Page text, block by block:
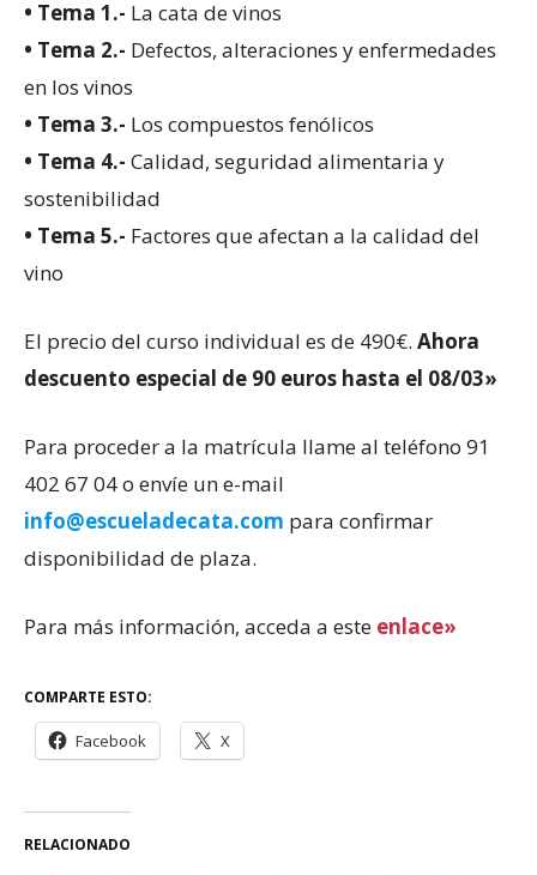
• Tema 1.- La cata de vinos
• Tema 2.- Defectos, alteraciones y enfermedades
en los vinos
• Tema 3.- Los compuestos fenólicos
• Tema 4.- Calidad, seguridad alimentaria y
sostenibilidad
• Tema 5.- Factores que afectan a la calidad del
vino
El precio del curso individual es de 490€. Ahora
descuento especial de 90 euros hasta el 08/03»
Para proceder a la matrícula llame al teléfono 91
402 67 04 o envíe un e-mail
info@escueladecata.com para confirmar
disponibilidad de plaza.
Para más información, acceda a este enlace»
COMPARTE ESTO:
Facebook X
RELACIONADO